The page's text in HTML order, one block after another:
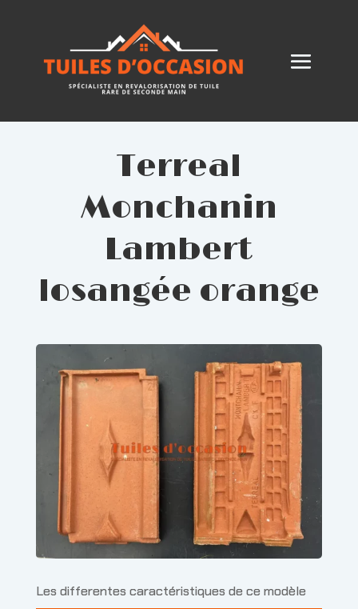
Terreal
Monchanin
Lambert
losangée orange
Les differentes caractéristiques de ce modèle